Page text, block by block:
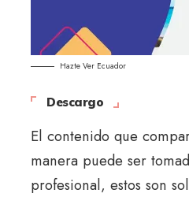
Hazte Ver Ecuador
Descargo
El contenido que
manera puede ser
profesional, estos son